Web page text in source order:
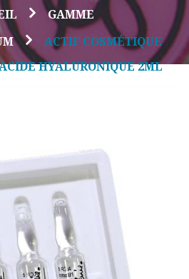
GAMME
ACTIF COSMÉTIQUE
HYALURONIQUE 2ML